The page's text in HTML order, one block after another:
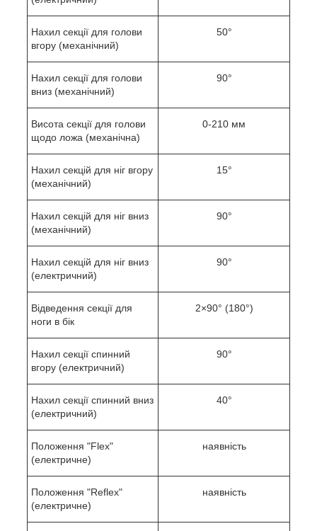
Нахил секції для голови
вгору (механічний)
50°
Нахил секції для голови
вниз (механічний)
90°
Висота секції для голови
щодо ложа (механічна)
0-210 мм
Нахил секцій для ніг вгору
(механічний)
15°
Нахил секцій для ніг вниз
(механічний)
90°
Нахил секцій для ніг вниз
(електричний)
90°
Відведення секції для
ноги в бік
2×90° (180°)
Нахил секції спинний
вгору (електричний)
90°
Нахил секції спинний вниз
(електричний)
40°
Положення "Flex"
(електричне)
наявність
Положення "Reflex"
(електричне)
наявність